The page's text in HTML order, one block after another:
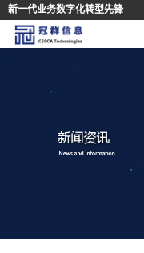
新一代业务数字化转型先锋
首